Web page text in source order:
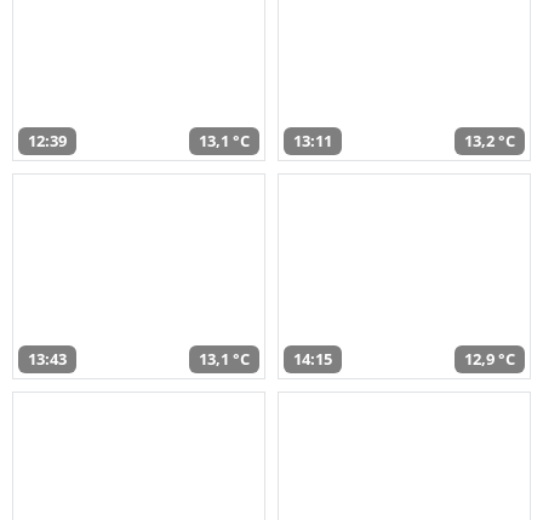
12:39 13,1 °C 13:11 13,2 °C
13:43 13,1 °C 14:15 12,9 °C